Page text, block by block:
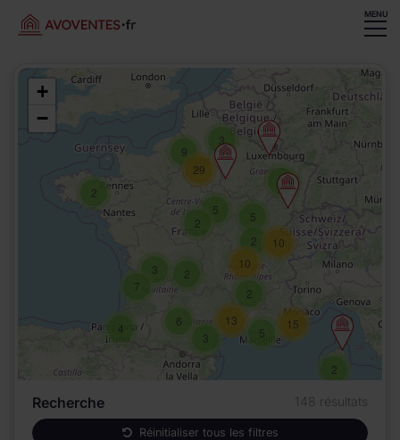
MENU
2
13
2
5
3
2
29
9
5
2
10
5
15
2
5
10
2
3
6
3
4
7
+
−
Recherche 148 résultats
Réinitialiser tous les filtres